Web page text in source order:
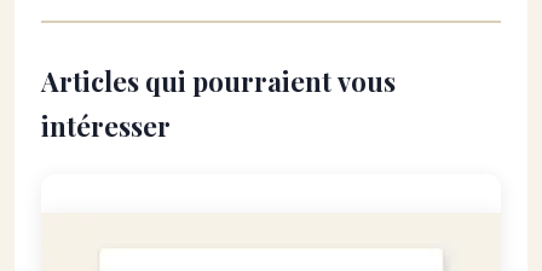
Articles qui pourraient vous
intéresser